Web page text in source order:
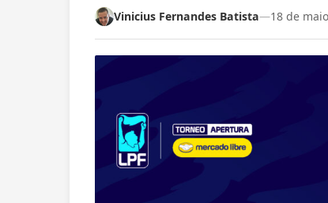
Vinicius Fernandes Batista—18 de